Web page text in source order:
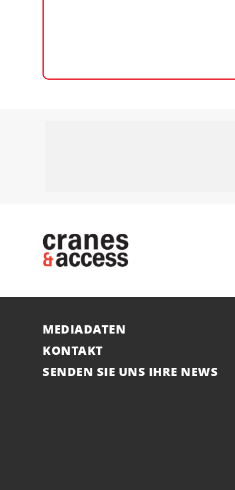
MEDIADATEN
KONTAKT
SENDEN SIE UNS IHRE NEWS